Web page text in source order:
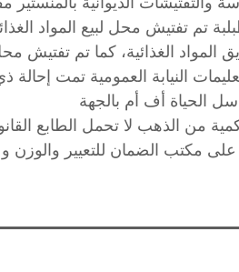
تفتيش محل لبيع المواد
المواد الغذائية، كما تم تفتيش
النيابة العمومية تمت إحالة
الحياة أف أم بالجهة
من الذهب لا تحمل الطابع
مكتب الضمان للتعيير والوزن و